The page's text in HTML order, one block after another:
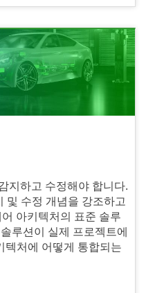
지하고 수정해야 합니다.
및 수정 개념을 강조하고
아키텍처의 표준 솔루
루션이 실제 프로젝트에
텍처에 어떻게 통합되는